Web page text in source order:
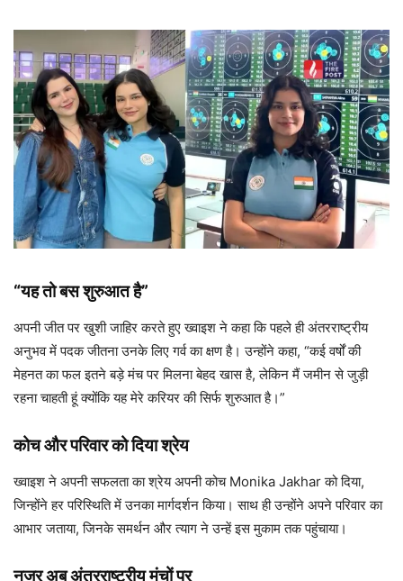
“यह तो बस शुरुआत है”
अपनी जीत पर खुशी जाहिर करते हुए ख्वाइश ने कहा कि पहले ही अंतरराष्ट्रीय
अनुभव में पदक जीतना उनके लिए गर्व का क्षण है। उन्होंने कहा, “कई वर्षों की
मेहनत का फल इतने बड़े मंच पर मिलना बेहद खास है, लेकिन मैं जमीन से जुड़ी
रहना चाहती हूं क्योंकि यह मेरे करियर की सिर्फ शुरुआत है।”
कोच और परिवार को दिया श्रेय
ख्वाइश ने अपनी सफलता का श्रेय अपनी कोच Monika Jakhar को दिया,
जिन्होंने हर परिस्थिति में उनका मार्गदर्शन किया। साथ ही उन्होंने अपने परिवार का
आभार जताया, जिनके समर्थन और त्याग ने उन्हें इस मुकाम तक पहुंचाया।
नजर अब अंतरराष्ट्रीय मंचों पर